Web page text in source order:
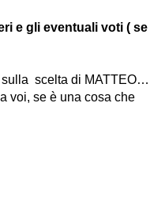
e gli eventuali voti ( se
sulla scelta di MATTEO…
voi, se è una cosa che